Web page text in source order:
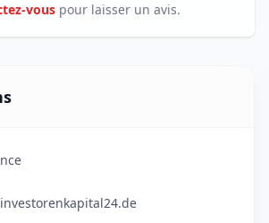
vous pour laisser un avis.